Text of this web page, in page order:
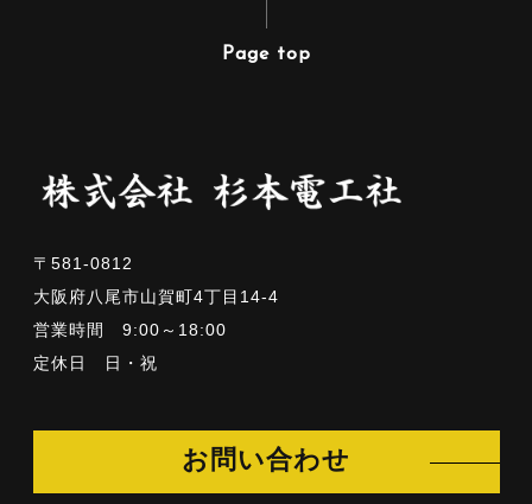
Page top
〒581-0812
大阪府八尾市山賀町4丁目14-4
営業時間 9:00～18:00
定休日 日・祝
お問い合わせ